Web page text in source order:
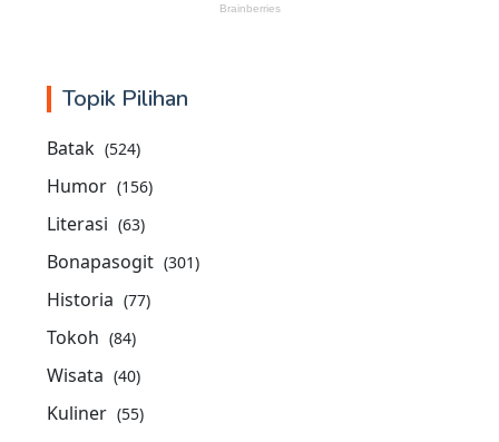
Topik Pilihan
Batak (524)
Humor (156)
Literasi (63)
Bonapasogit (301)
Historia (77)
Tokoh (84)
Wisata (40)
Kuliner (55)